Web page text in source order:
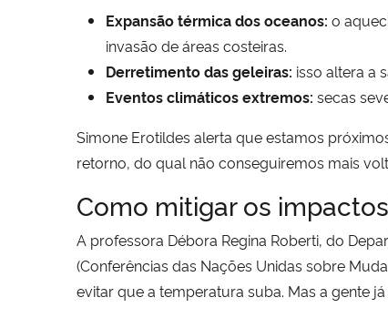
Expansão térmica dos oceanos: o
invasão de áreas costeiras.
Derretimento das geleiras: isso altera a
Eventos climáticos extremos: secas
Simone Erotildes alerta que estamos
retorno, do qual não conseguiremos mais
Como mitigar os
A professora Débora Regina Roberti, do
(Conferências das Nações Unidas sobre
evitar que a temperatura suba. Mas a gente